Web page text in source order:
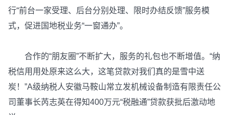
行“前台一家受理、后台分别处理、限时办结反馈”服务模
式，促进国地税业务“一窗通办”。
合作的“朋友圈”不断扩大，服务的礼包也不断增值。“纳
税信用用处原来这么大，这笔贷款对我们真的是雪中送
炭！”A级纳税人安徽马鞍山常立发机械设备制造有限责任公
司董事长芮志英在得知400万元“税融通”贷款获批后激动地